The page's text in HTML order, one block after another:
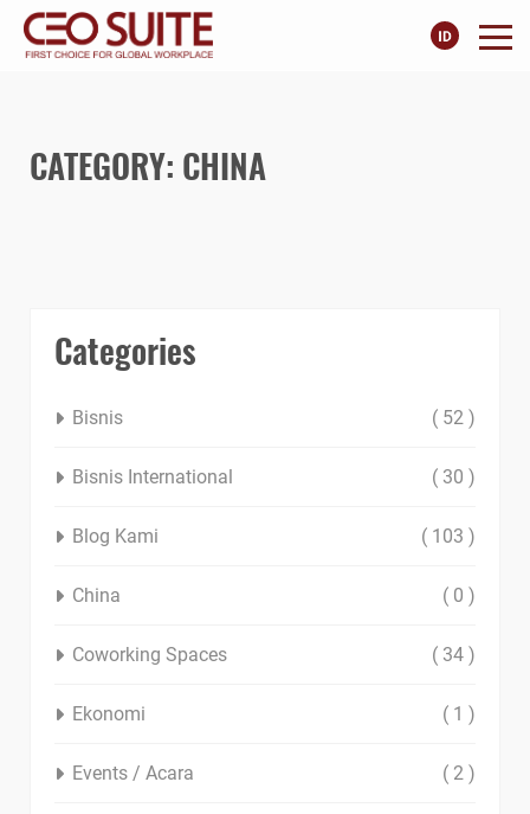
CATEGORY: CHINA
Categories
Bisnis ( 52 )
Bisnis International ( 30 )
Blog Kami ( 103 )
China ( 0 )
Coworking Spaces ( 34 )
Ekonomi ( 1 )
Events / Acara ( 2 )